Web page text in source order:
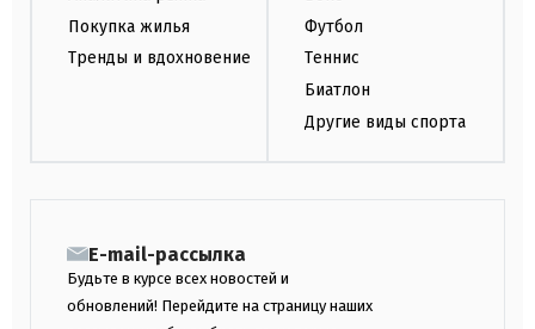
Покупка жилья
Тренды и вдохновение
Футбол
Теннис
Биатлон
Другие виды спорта
E-mail-рассылка
Будьте в курсе всех новостей и
обновлений! Перейдите на страницу наших